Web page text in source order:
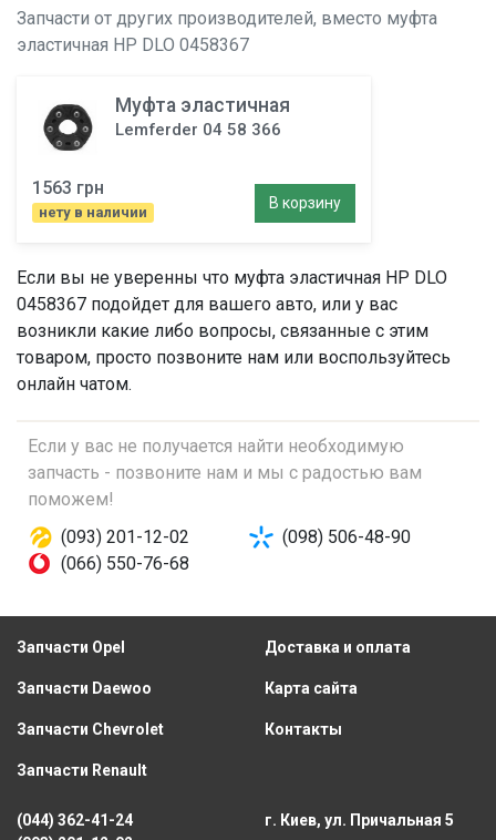
Запчасти от других производителей, вместо муфта
эластичная HP DLO 0458367
Муфта эластичная
Lemferder 04 58 366
1563 грн
нету в наличии
В корзину
Если вы не уверенны что муфта эластичная HP DLO
0458367 подойдет для вашего авто, или у вас
возникли какие либо вопросы, связанные с этим
товаром, просто позвоните нам или воспользуйтесь
онлайн чатом.
Если у вас не получается найти необходимую
запчасть - позвоните нам и мы с радостью вам
поможем!
(093) 201-12-02
(098) 506-48-90
(066) 550-76-68
Запчасти Opel
Запчасти Daewoo
Запчасти Chevrolet
Запчасти Renault
Доставка и оплата
Карта сайта
Контакты
(044) 362-41-24
г. Киев, ул. Причальная 5